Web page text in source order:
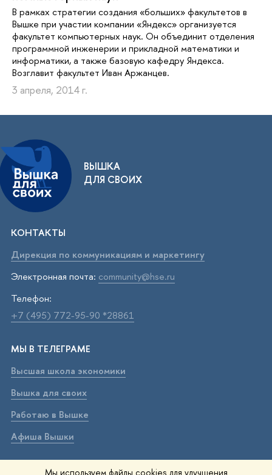
Мы используем файлы cookies для улучшения
В рамках стратегии создания «больших» факультетов в
Вышке при участии компании «Яндекс» организуется
факультет компьютерных наук. Он объединит отделения
программной инженерии и прикладной математики и
информатики, а также базовую кафедру Яндекса.
Возглавит факультет Иван Аржанцев.
3 апреля, 2014 г.
ВЫШКА
ДЛЯ СВОИХ
КОНТАКТЫ
Дирекция по коммуникациям и маркетингу
Электронная почта: community@hse.ru
Телефон:
+7 (495) 772-95-90 *28861
МЫ В ТЕЛЕГРАМЕ
Высшая школа экономики
Вышка для своих
Работаю в Вышке
Афиша Вышки
ВЫШКА В МАХ